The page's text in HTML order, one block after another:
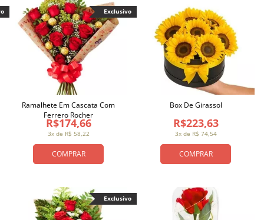
COMPRAR
3x de R$ 58,22
R$174,66
Ramalhete Em Cascata Com
Ferrero Rocher
Exclusivo
COMPRAR
3x de R$ 74,54
R$223,63
Box De Girassol
Exclusivo